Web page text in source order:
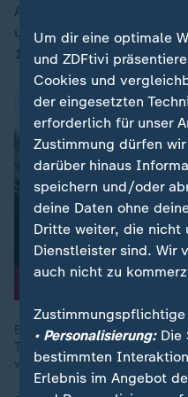
Abkehr von der
um ein "imperialistisches
19. Jahrhundert erinnert",
Bei seinem Amtsantritt hat
Trump eine "Revolution des
versprochen.
Um dir eine optimale
und ZDFtivi
Cookies und
der eingesetzten
erforderlich für unser
Zustimmung dürfen
darüber hinaus
speichern und/oder
deine Daten ohne
Dritte weiter, die nicht
Dienstleister sind. Wir
auch nicht zu
• Personalisierung:Die
bestimmten
Erlebnis im Angebot